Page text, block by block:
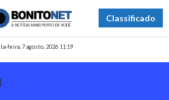
Classificado
feira, 7 agosto, 2026 11:19